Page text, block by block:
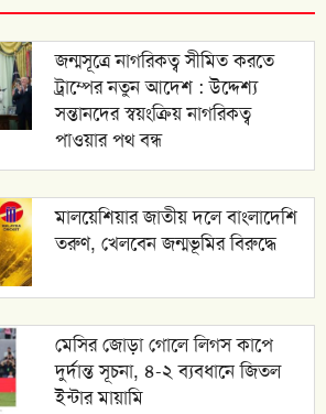
জন্মসূত্রে নাগরিকত্ব সীমিত করতে
ট্রাম্পের নতুন আদেশ : উদ্দেশ্য
সন্তানদের স্বয়ংক্রিয় নাগরিকত্ব
পাওয়ার পথ বন্ধ
মালয়েশিয়ার জাতীয় দলে বাংলাদেশি
তরুণ, খেলবেন জন্মভূমির বিরুদ্ধে
মেসির জোড়া গোলে লিগস কাপে
দুর্দান্ত সূচনা, ৪-২ ব্যবধানে জিতল
ইন্টার মায়ামি